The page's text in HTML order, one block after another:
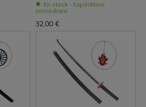
En stock - Expédition
immédiate
32,00 €